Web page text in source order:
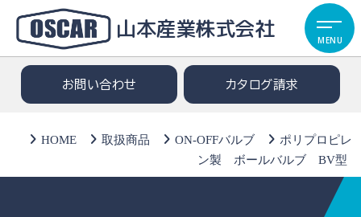
山本産業株式会社
お問い合わせ カタログ請求
HOME 取扱商品 ON-OFFバルブ
ポリプロピレ
ン製 ボールバルブ BV型
MENU